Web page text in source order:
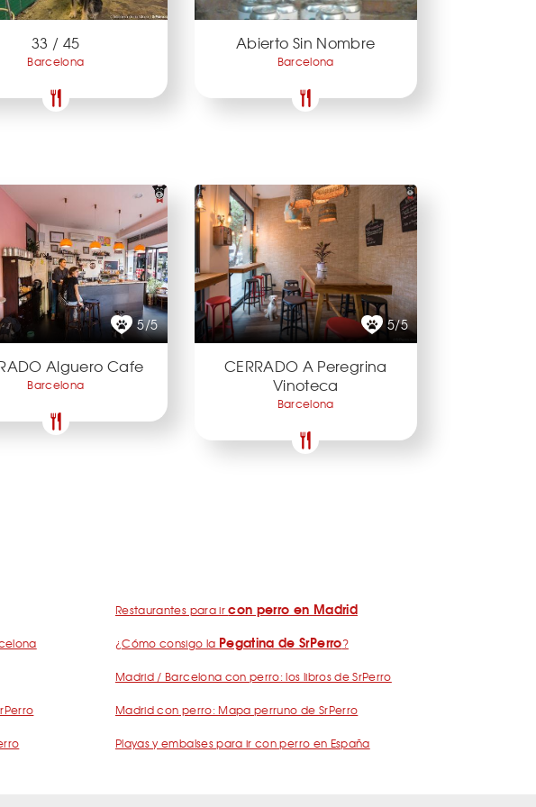
33 / 45
Barcelona
Abierto Sin Nombre
Barcelona
5/5
Alguero Cafe
Barcelona
5/5
CERRADO A Peregrina
Vinoteca
Barcelona
Restaurantes para ircon perro en Madrid
¿Cómo consigo la Pegatina de SrPerro?
Madrid / Barcelona con perro: los libros de SrPerro
Madrid con perro: Mapa perruno de SrPerro
Playas y embalses para ir con perro en España